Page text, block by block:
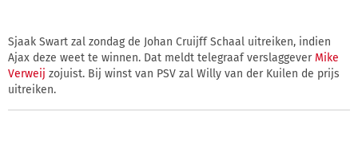
Sjaak Swart zal zondag de Johan Cruijff Schaal uitreiken, indien
Ajax deze weet te winnen. Dat meldt telegraaf verslaggever Mike
Verweij zojuist. Bij winst van PSV zal Willy van der Kuilen de prijs
uitreiken.